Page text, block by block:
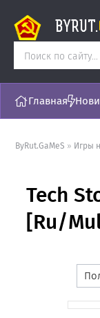
BYRUT.
Главная
ByRut.GaMeS » Игры
Tech
[Ru/